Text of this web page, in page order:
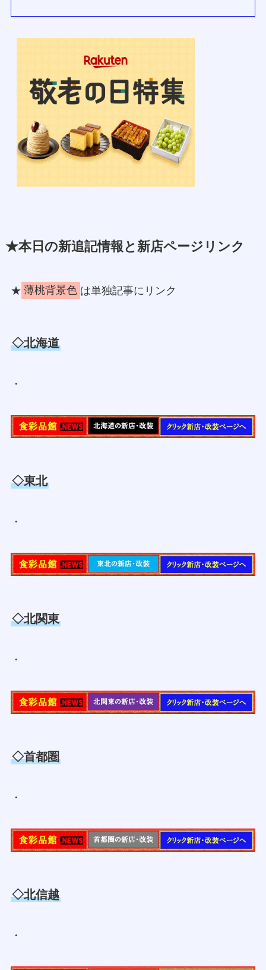
★本日の新追記情報と新店ページリンク
★ 薄桃背景色 は単独記事にリンク
◇北海道
・
◇東北
・
◇北関東
・
◇首都圏
・
◇北信越
・